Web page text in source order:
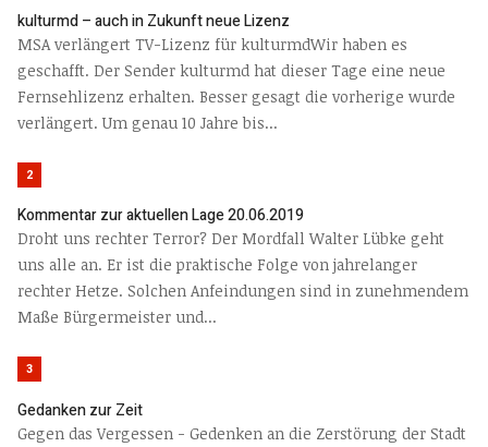
kulturmd – auch in Zukunft neue Lizenz
MSA verlängert TV-Lizenz für kulturmdWir haben es
geschafft. Der Sender kulturmd hat dieser Tage eine neue
Fernsehlizenz erhalten. Besser gesagt die vorherige wurde
verlängert. Um genau 10 Jahre bis...
2
Kommentar zur aktuellen Lage 20.06.2019
Droht uns rechter Terror? Der Mordfall Walter Lübke geht
uns alle an. Er ist die praktische Folge von jahrelanger
rechter Hetze. Solchen Anfeindungen sind in zunehmendem
Maße Bürgermeister und...
3
Gedanken zur Zeit
Gegen das Vergessen - Gedenken an die Zerstörung der Stadt